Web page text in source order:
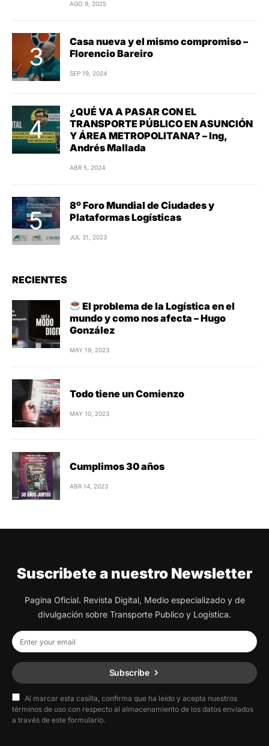
AGO 9, 2025
Casa nueva y el mismo compromiso –
Florencio Bareiro
SEP 19, 2024
¿QUÉ VA A PASAR CON EL
TRANSPORTE PÚBLICO EN ASUNCIÓN
Y ÁREA METROPOLITANA? – Ing,
Andrés Mallada
ABR 5, 2024
8º Foro Mundial de Ciudades y
Plataformas Logísticas
JUL 31, 2023
RECIENTES
El problema de la Logística en el
mundo y como nos afecta – Hugo
González
MAY 19, 2023
Todo tiene un Comienzo
MAY 10, 2023
Cumplimos 30 años
ABR 14, 2023
Suscribete a nuestro Newsletter
Pagina Oficial. Revista Digital, Medio especializado y de
divulgación sobre Transporte Publico y Logística.
Subscribe
Al marcar esta casilla, confirma que ha leído y acepta nuestros
términos de uso con respecto al almacenamiento de los datos enviados
a través de este formulario.